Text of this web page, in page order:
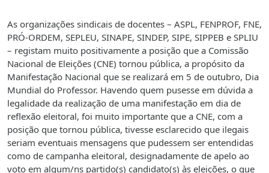
As organizações sindicais de docentes – ASPL, FENPROF, FNE,
PRÓ-ORDEM, SEPLEU, SINAPE, SINDEP, SIPE, SIPPEB e SPLIU
– registam muito positivamente a posição que a Comissão
Nacional de Eleições (CNE) tornou pública, a propósito da
Manifestação Nacional que se realizará em 5 de outubro, Dia
Mundial do Professor. Havendo quem pusesse em dúvida a
legalidade da realização de uma manifestação em dia de
reflexão eleitoral, foi muito importante que a CNE, com a
posição que tornou pública, tivesse esclarecido que ilegais
seriam eventuais mensagens que pudessem ser entendidas
como de campanha eleitoral, designadamente de apelo ao
voto em algum/ns partido(s) candidato(s) às eleições, o que